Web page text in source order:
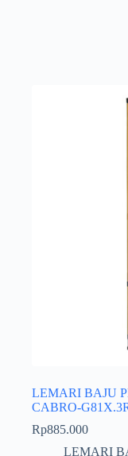
LEMARI BAJU
CABRO-
Rp885.000
LEMARI